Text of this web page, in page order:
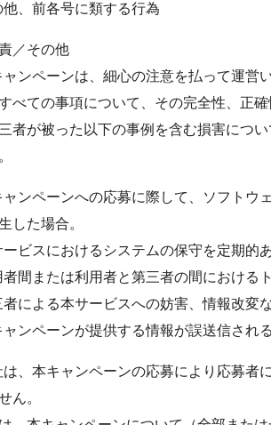
他、前各号に類する行為
／その他
ャンペーンは、細心の注意を払って運
べての事項について、その完全性、正
者が被った以下の事例を含む損害につ
ャンペーンへの応募に際して、ソフト
した場合。
ービスにおけるシステムの保守を定期的
者間または利用者と第三者の間における
者による本サービスへの妨害、情報改変
ャンペーンが提供する情報が誤送信され
は、本キャンペーンの応募により応募
ん。